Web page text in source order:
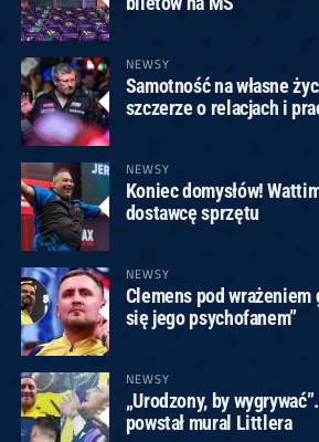
NEWSY
Samotność na własne
szczerze o relacjach i
NEWSY
Koniec domysłów!
dostawcę sprzętu
NEWSY
Clemens pod wrażeniem
się jego psychofanem”
NEWSY
„Urodzony, by
powstał mural Littlera